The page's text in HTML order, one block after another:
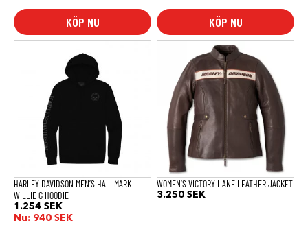
KÖP NU KÖP NU
HARLEY DAVIDSON MEN’S HALLMARK
WILLIE G HOODIE
1.254 SEK
Nu: 940 SEK
produkten
varianter.
alternativen
produktsidan
WOMEN’S VICTORY LANE LEATHER JACKET
3.250 SEK
produkten
flera
varianter.
De
olika
alternativen
kan
väljas
produktsidan